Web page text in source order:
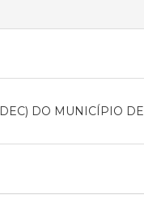
DO MUNICÍPIO DE